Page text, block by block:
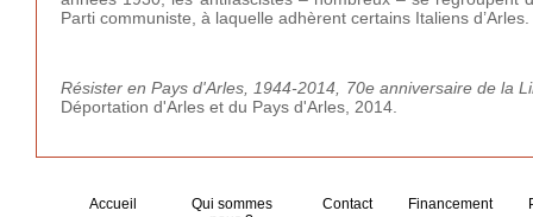
Parti communiste, à laquelle adhèrent certains Italiens d’Arles.
Résister en Pays d'Arles, 1944-2014, 70e anniversaire de la
Déportation d'Arles et du Pays d'Arles, 2014.
Accueil
Qui sommes
Contact Financement